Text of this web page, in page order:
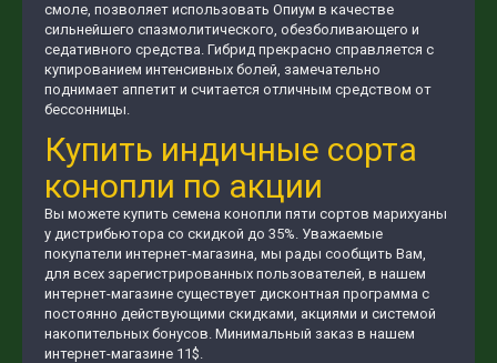
смоле, позволяет использовать Опиум в качестве
сильнейшего спазмолитического, обезболивающего и
седативного средства. Гибрид прекрасно справляется с
купированием интенсивных болей, замечательно
поднимает аппетит и считается отличным средством от
бессонницы.
Купить индичные сорта
конопли по акции
Вы можете купить семена конопли пяти сортов марихуаны
у дистрибьютора со скидкой до 35%. Уважаемые
покупатели интернет-магазина, мы рады сообщить Вам,
для всех зарегистрированных пользователей, в нашем
интернет-магазине существует дисконтная программа с
постоянно действующими скидками, акциями и системой
накопительных бонусов. Минимальный заказ в нашем
интернет-магазине 11$.